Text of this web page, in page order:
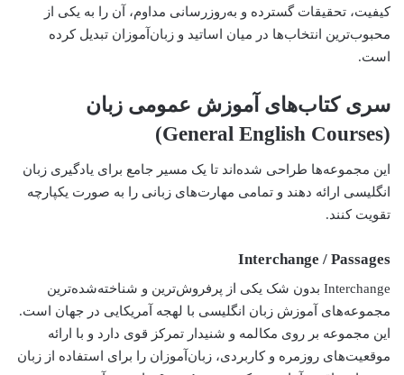
کیفیت، تحقیقات گسترده و به‌روزرسانی مداوم، آن را به یکی از
محبوب‌ترین انتخاب‌ها در میان اساتید و زبان‌آموزان تبدیل کرده
است.
سری کتاب‌های آموزش عمومی زبان
(General English Courses)
این مجموعه‌ها طراحی شده‌اند تا یک مسیر جامع برای یادگیری زبان
انگلیسی ارائه دهند و تمامی مهارت‌های زبانی را به صورت یکپارچه
تقویت کنند.
Interchange / Passages
Interchange بدون شک یکی از پرفروش‌ترین و شناخته‌شده‌ترین
مجموعه‌های آموزش زبان انگلیسی با لهجه آمریکایی در جهان است.
این مجموعه بر روی مکالمه و شنیدار تمرکز قوی دارد و با ارائه
موقعیت‌های روزمره و کاربردی، زبان‌آموزان را برای استفاده از زبان